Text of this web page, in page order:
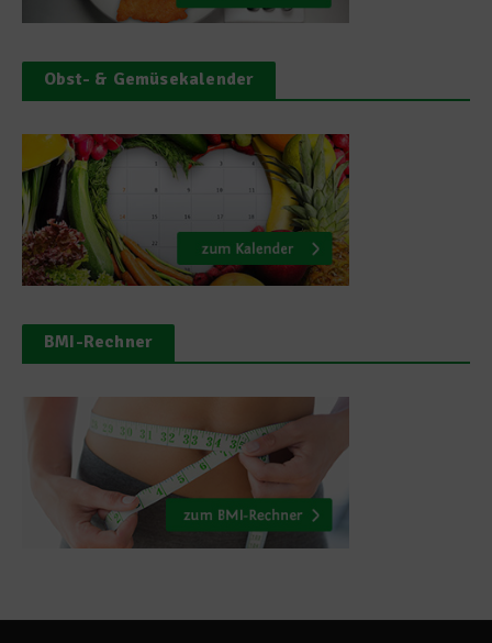
Obst- & Gemüsekalender
BMI-Rechner